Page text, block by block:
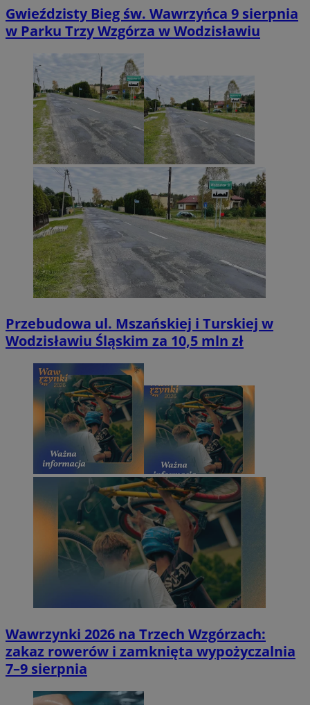
Gwieździsty Bieg św. Wawrzyńca 9 sierpnia
w Parku Trzy Wzgórza w Wodzisławiu
Przebudowa ul. Mszańskiej i Turskiej w
Wodzisławiu Śląskim za 10,5 mln zł
Wawrzynki 2026 na Trzech Wzgórzach:
zakaz rowerów i zamknięta wypożyczalnia
7–9 sierpnia